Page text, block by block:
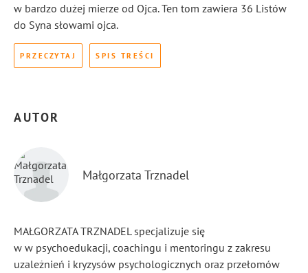
w bardzo dużej mierze od Ojca. Ten tom zawiera 36 Listów
do Syna słowami ojca.
PRZECZYTAJ SPIS TREŚCI
AUTOR
Małgorzata Trznadel
MAŁGORZATA TRZNADEL specjalizuje się
w w psychoedukacji, coachingu i mentoringu z zakresu
uzależnień i kryzysów psychologicznych oraz przełomów